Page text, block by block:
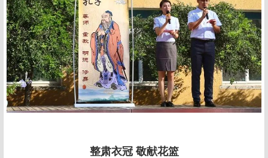
整肃衣冠 敬献花篮